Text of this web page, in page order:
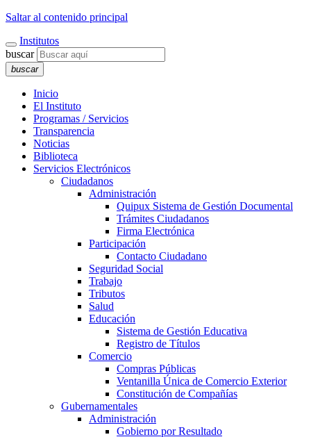
Saltar al contenido principal
Institutos
buscar
buscar
Inicio
El Instituto
Programas / Servicios
Transparencia
Noticias
Biblioteca
Servicios Electrónicos
Ciudadanos
Administración
Quipux Sistema de Gestión Documental
Trámites Ciudadanos
Firma Electrónica
Participación
Contacto Ciudadano
Seguridad Social
Trabajo
Tributos
Salud
Educación
Sistema de Gestión Educativa
Registro de Títulos
Comercio
Compras Públicas
Ventanilla Única de Comercio Exterior
Constitución de Compañías
Gubernamentales
Administración
Gobierno por Resultado